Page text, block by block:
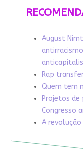
August
Rap
Quem tem
Projetos de
Congresso
A